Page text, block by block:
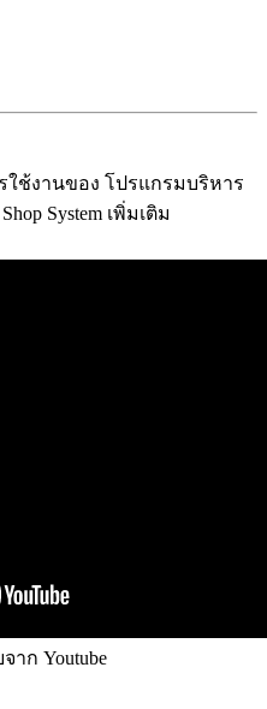
ใช้งานของ โปรแกรมบริหาร
System เพิ่มเติม
าก Youtube